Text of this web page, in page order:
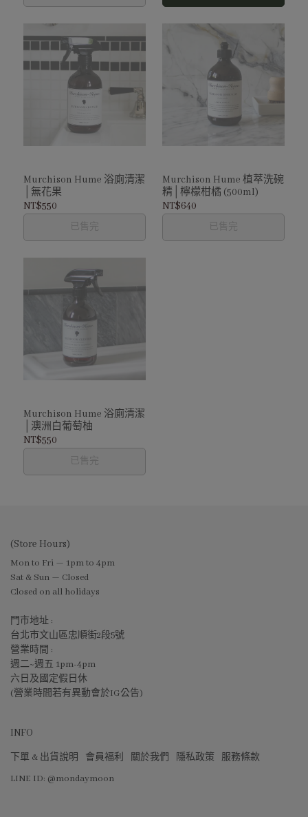
Murchison Hume 浴廁清潔
│無花果
NT$550
已售完
Murchison Hume 植萃洗碗
精│檸檬柑橘 (500ml)
NT$640
已售完
Murchison Hume 浴廁清潔
│澳洲白葡萄柚
NT$550
已售完
(Store Hours)
Mon to Fri — 1pm to 4pm
Sat & Sun — Closed
Closed on all holidays
門市地址 :
台北市文山區忠順街2段5號
營業時間 :
週二~週五 1pm-4pm
六日及國定假日休
(營業時間若有異動會於IG公告)
INFO
下單 & 出貨說明 會員福利 關於我們 隱私政策
服務條款
LINE ID: @mondaymoon